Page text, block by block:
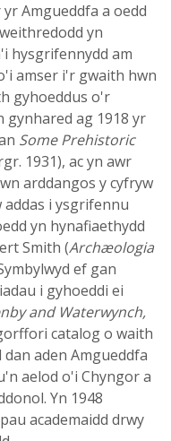
Amgueddfa a oedd
yn
hysgrifennydd am
amser i'r gwaith hwn
gyhoeddus o'r
gynhared ag 1918 yr
Some Prehistoric
1931), ac yn awr
arddangos y cyfryw
addas i ysgrifennu
yn hynafiaethydd
Smith (Archæologia
ef gan
i gyhoeddi ei
and Waterwynch,
catalog o waith
aden Amgueddfa
aelod o'i Chyngor a
Yn 1948
academaidd drwy